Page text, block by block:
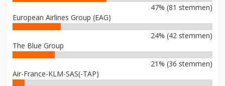
47% (81 stemmen)
European Airlines Group (EAG)
24% (42 stemmen)
The Blue Group
21% (36 stemmen)
Air-France-KLM-SAS(-TAP)